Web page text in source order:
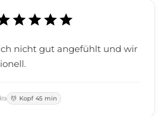
nicht gut angefühlt und wir
Kopf 45 min